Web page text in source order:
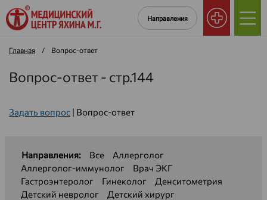
Направления
Главная / Вопрос-ответ
Вопрос-ответ - стр.144
Задать вопрос | Вопрос-ответ
Направления: Все
Аллерголог
Аллерголог-иммунолог
Врач ЭКГ
Гастроэнтеролог
Гинеколог
Денситометрия
Детский невролог
Детский хирург